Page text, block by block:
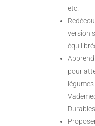
etc.
version
pour
Durables